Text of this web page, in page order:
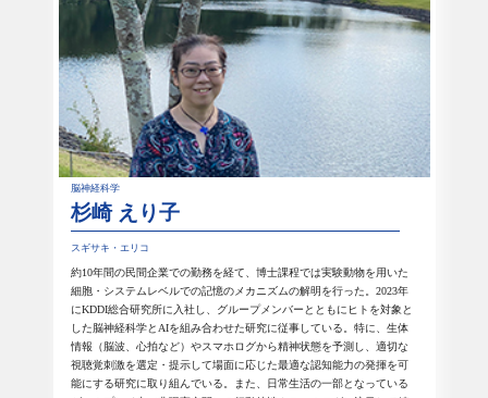
脳神経科学
杉崎 えり子
スギサキ・エリコ
約10年間の民間企業での勤務を経て、博士課程では実験動物を用いた
細胞・システムレベルでの記憶のメカニズムの解明を行った。2023年
にKDDI総合研究所に入社し、グループメンバーとともにヒトを対象と
した脳神経科学とAIを組み合わせた研究に従事している。特に、生体
情報（脳波、心拍など）やスマホログから精神状態を予測し、適切な
視聴覚刺激を選定・提示して場面に応じた最適な認知能力の発揮を可
能にする研究に取り組んでいる。また、日常生活の一部となっている